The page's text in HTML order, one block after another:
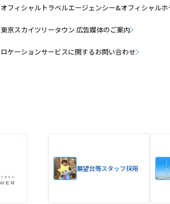
オフィシャルトラベルエージェンシー&オフィシャルホ
東京スカイツリータウン 広告媒体のご案内
ロケーションサービスに関するお問い合わせ
展望台等スタッフ採用